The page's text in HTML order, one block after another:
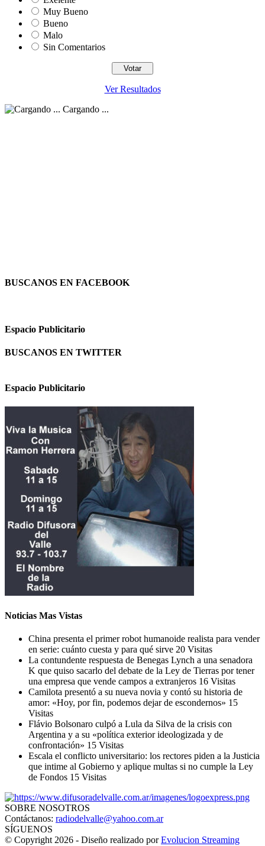
Muy Bueno
Bueno
Malo
Sin Comentarios
Ver Resultados
Cargando ...
BUSCANOS EN FACEBOOK
Espacio Publicitario
BUSCANOS EN TWITTER
Espacio Publicitario
Noticias Mas Vistas
China presenta el primer robot humanoide realista para vender
en serie: cuánto cuesta y para qué sirve 20 Visitas
La contundente respuesta de Benegas Lynch a una senadora
K que quiso sacarlo del debate de la Ley de Tierras por tener
una empresa que vende campos a extranjeros 16 Visitas
Camilota presentó a su nueva novia y contó su historia de
amor: «Hoy, por fin, podemos dejar de escondernos» 15
Visitas
Flávio Bolsonaro culpó a Lula da Silva de la crisis con
Argentina y a su «política exterior ideologizada y de
confrontación» 15 Visitas
Escala el conflicto universitario: los rectores piden a la Justicia
que intime al Gobierno y aplique multas si no cumple la Ley
de Fondos 15 Visitas
SOBRE NOSOTROS
Contáctanos: radiodelvalle@yahoo.com.ar
SÍGUENOS
© Copyright 2026 - Diseño realizado porEvolucion Streaming